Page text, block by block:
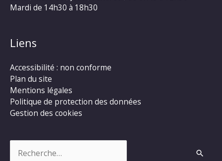
Mardi de 14h30 à 18h30
Liens
Accessibilité : non conforme
Plan du site
Mentions légales
Politique de protection des données
Gestion des cookies